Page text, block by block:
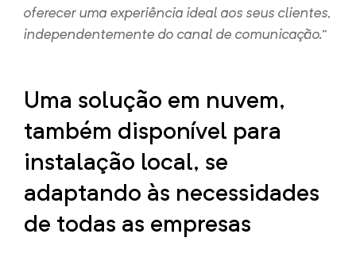
oferecer uma experiência ideal aos seus clientes,
independentemente do canal de comunicação.”
Uma solução em nuvem,
também disponível para
instalação local, se
adaptando às necessidades
de todas as empresas